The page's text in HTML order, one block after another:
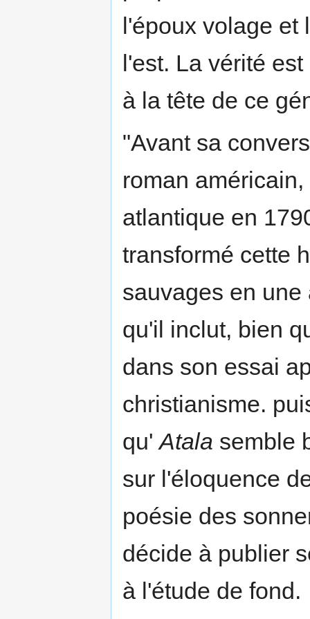
l'époux volage et
l'est. La vérité
à la tête de ce
"Avant sa
roman
atlantique en
transformé cette
sauvages en
qu'il inclut, bien
dans son essai
christianisme.
qu'Atala semble
sur l'éloquence
poésie des
décide à publier
à l'étude de fond.